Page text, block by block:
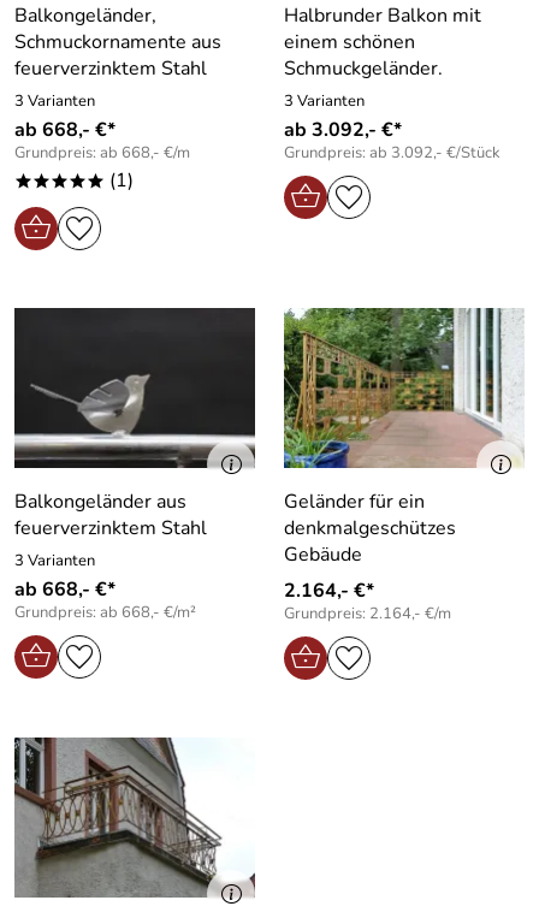
Balkongeländer,
Schmuckornamente aus
feuerverzinktem Stahl
3 Varianten
ab 668,- €*
Grundpreis: ab 668,- €/m
***** (1)
Halbrunder Balkon mit
einem schönen
Schmuckgeländer.
3 Varianten
ab 3.092,- €*
Grundpreis: ab 3.092,- €/Stück
Balkongeländer aus
feuerverzinktem Stahl
3 Varianten
ab 668,- €*
Grundpreis: ab 668,- €/m²
Geländer für ein
denkmalgeschützes
Gebäude
2.164,- €*
Grundpreis: 2.164,- €/m